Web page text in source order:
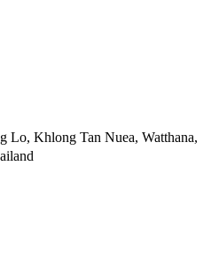
Khlong Tan Nuea, Watthana,